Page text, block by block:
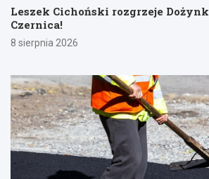
Leszek Cichoński rozgrzeje
Czernica!
8 sierpnia 2026